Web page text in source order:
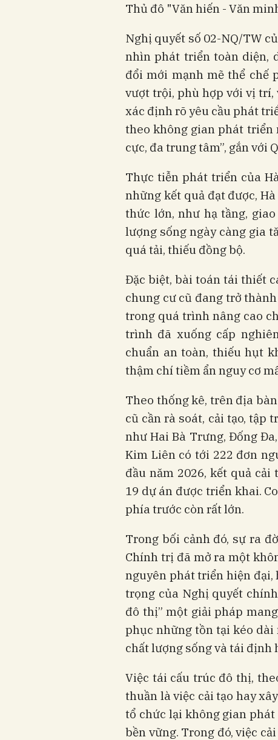
Thủ đô "Văn hiến - Văn
Nghị quyết số 02-NQ/TW
nhìn phát triển toàn diện,
đổi mới mạnh mẽ thể chế
vượt trội, phù hợp với vị trí,
xác định rõ yêu cầu phát
theo không gian phát triển
cực, đa trung tâm”, gắn với
Thực tiễn phát triển của
những kết quả đạt được,
thức lớn, như hạ tầng,
lượng sống ngày càng gia
quá tải, thiếu đồng bộ.
Đặc biệt, bài toán tái thiết
chung cư cũ đang trở
trong quá trình nâng cao
trình đã xuống cấp
chuẩn an toàn, thiếu hụt
thậm chí tiềm ẩn nguy cơ
Theo thống kê, trên địa
cũ cần rà soát, cải tạo, tập
như Hai Bà Trưng, Đống
Kim Liên có tới 222 đơn
đầu năm 2026, kết quả
19 dự án được triển khai.
phía trước còn rất lớn.
Trong bối cảnh đó, sự ra
Chính trị đã mở ra một
nguyên phát triển hiện đại,
trọng của Nghị quyết
đô thị” một giải pháp
phục những tồn tại kéo dài
chất lượng sống và tái định
Việc tái cấu trúc đô thị,
thuần là việc cải tạo hay
tổ chức lại không gian
bền vững. Trong đó, việc